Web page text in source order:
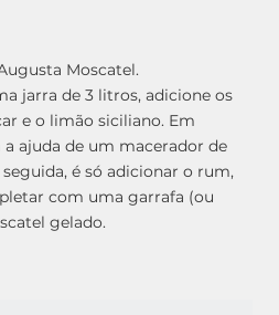
Moscatel.
jarra de 3 litros, adicione os
e o limão siciliano. Em
ajuda de um macerador de
é só adicionar o rum,
com uma garrafa (ou
gelado.